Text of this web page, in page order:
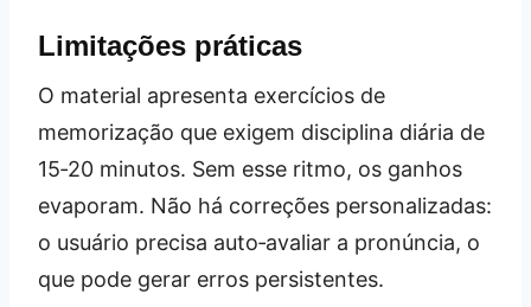
Limitações práticas
O material apresenta exercícios de
memorização que exigem disciplina diária de
15‑20 minutos. Sem esse ritmo, os ganhos
evaporam. Não há correções personalizadas:
o usuário precisa auto‑avaliar a pronúncia, o
que pode gerar erros persistentes.